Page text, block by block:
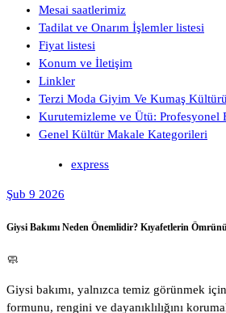
Mesai saatlerimiz
Tadilat ve Onarım İşlemler listesi
Fiyat listesi
Konum ve İletişim
Linkler
Terzi Moda Giyim Ve Kumaş Kültürü
Kurutemizleme ve Ütü: Profesyonel
Genel Kültür Makale Kategorileri
express
Şub 9 2026
Giysi Bakımı Neden Önemlidir? Kıyafetlerin
🧼
Giysi bakımı, yalnızca temiz görünmek
formunu, rengini ve dayanıklılığını